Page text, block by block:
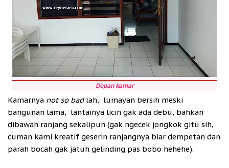
Depan kamar
Kamarnya not so badlah, lumayan bersih meski
bangunan lama, lantainya licin gak ada debu, bahkan
dibawah ranjang sekalipun (gak ngecek jongkok gitu sih,
cuman kami kreatif geserin ranjangnya biar dempetan dan
parah bocah gak jatuh gelinding pas bobo hehehe).